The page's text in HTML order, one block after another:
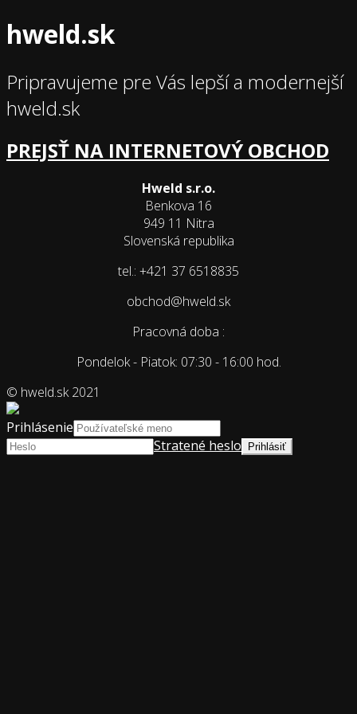
hweld.sk
Pripravujeme pre Vás lepší a modernejší
hweld.sk
PREJSŤ NA INTERNETOVÝ OBCHOD
Hweld s.r.o.
Benkova 16
949 11 Nitra
Slovenská republika
tel.: +421 37 6518835
obchod@hweld.sk
Pracovná doba :
Pondelok - Piatok: 07:30 - 16:00 hod.
© hweld.sk 2021
Prihlásenie
Stratené heslo